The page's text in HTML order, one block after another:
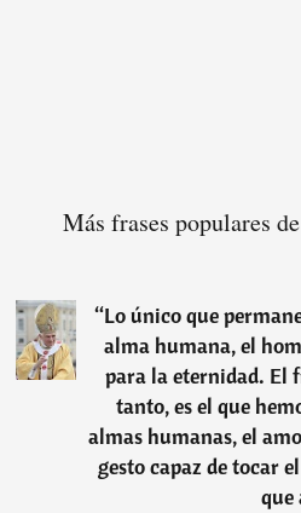
Más frases populares
“Lo único que
alma humana, el
para la eternidad. El
tanto, es el que
almas humanas, el
gesto capaz de tocar
que